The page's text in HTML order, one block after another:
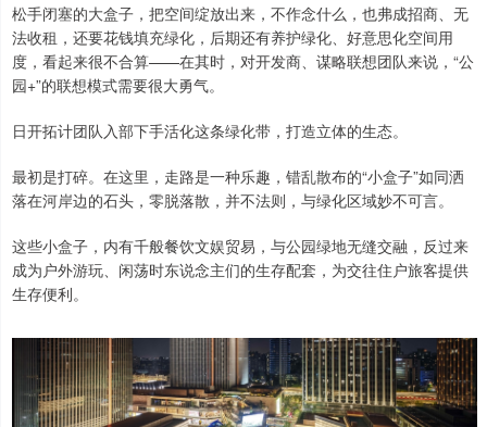
松手闭塞的大盒子，把空间绽放出来，不作念什么，也弗成招商、无
法收租，还要花钱填充绿化，后期还有养护绿化、好意思化空间用
度，看起来很不合算——在其时，对开发商、谋略联想团队来说，“公
园+”的联想模式需要很大勇气。
日开拓计团队入部下手活化这条绿化带，打造立体的生态。
最初是打碎。在这里，走路是一种乐趣，错乱散布的“小盒子”如同洒
落在河岸边的石头，零脱落散，并不法则，与绿化区域妙不可言。
这些小盒子，内有千般餐饮文娱贸易，与公园绿地无缝交融，反过来
成为户外游玩、闲荡时东说念主们的生存配套，为交往住户旅客提供
生存便利。